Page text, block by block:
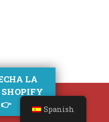
facil• Creado con
Spanish
LA
SHOPIFY
👉